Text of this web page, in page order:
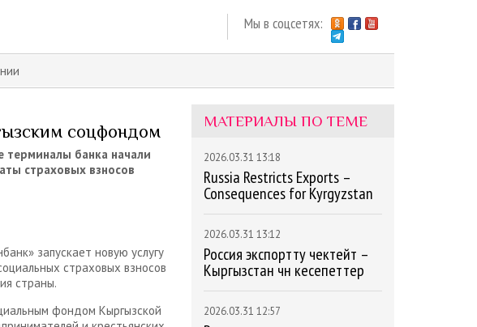
Мы в соцсетях:
соцфондом
терминалы банка начали
страховых взносов
запускает новую услугу
страховых взносов
страны.
фондом Кыргызской
МАТЕРИАЛЫ ПО ТЕМЕ
2026.03.31 13:18
Russia Restricts Exports –
Consequences for Kyrgyzstan
2026.03.31 13:12
Россия экспортту чектейт –
Кыргызстан үчүн кесепеттер
2026.03.31 12:57